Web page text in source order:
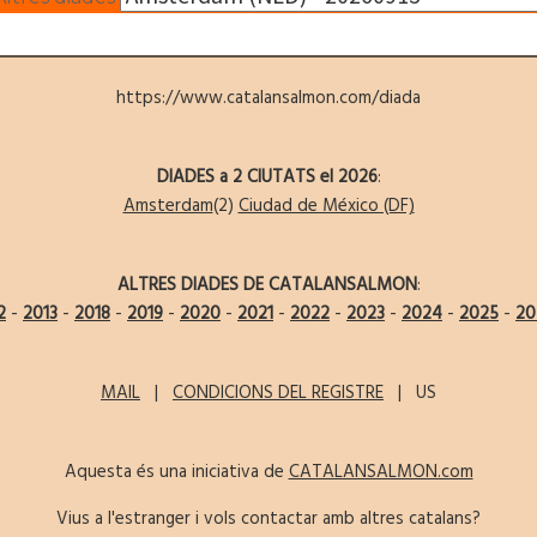
https://www.catalansalmon.com/diada
DIADES a 2 CIUTATS el 2026:
Amsterdam(2)Ciudad de México (DF)
ALTRES DIADES DE CATALANSALMON:
- 2013 - 2018 - 2019 - 2020 - 2021 - 2022 - 2023 - 2024 - 2025 -
MAIL | CONDICIONS DEL REGISTRE | US
Aquesta és una iniciativa deCATALANSALMON.com
Vius a l'estranger i vols contactar amb altres catalans?